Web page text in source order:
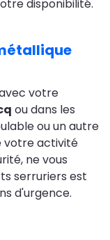
disponibilité.
votre
ou dans les
ou un autre
votre activité
ne vous
serruriers est
d'urgence.